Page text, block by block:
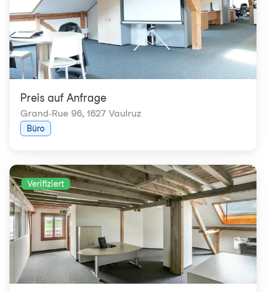
Preis auf Anfrage
Grand-Rue 96, 1627 Vaulruz
Büro
Verifiziert